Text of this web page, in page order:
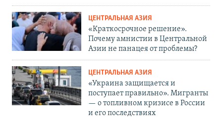
ЦЕНТРАЛЬНАЯ АЗИЯ
«Краткосрочное решение».
Почему амнистии в Центральной
Азии не панацея от проблемы?
ЦЕНТРАЛЬНАЯ АЗИЯ
«Украина защищается и
поступает правильно». Мигранты
— о топливном кризисе в России
и его последствиях